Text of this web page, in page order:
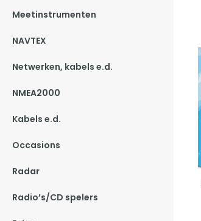
Meetinstrumenten
NAVTEX
Netwerken, kabels e.d.
NMEA2000
Kabels e.d.
Occasions
Radar
Radio’s/CD spelers